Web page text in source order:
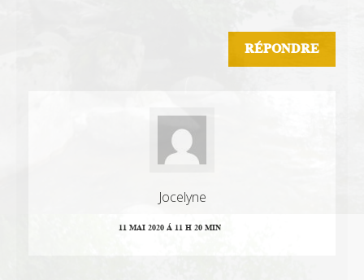
RÉPONDRE
Jocelyne
11 MAI 2020 Á 11 H 20 MIN